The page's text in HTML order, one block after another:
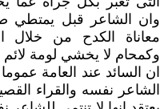
وان الشاعر قبل يمتطي
معاناة الكدح من خلال
وكمحام لا يخشي لومة
ان السائد عند العامة
الشاعر نفسه والقراء